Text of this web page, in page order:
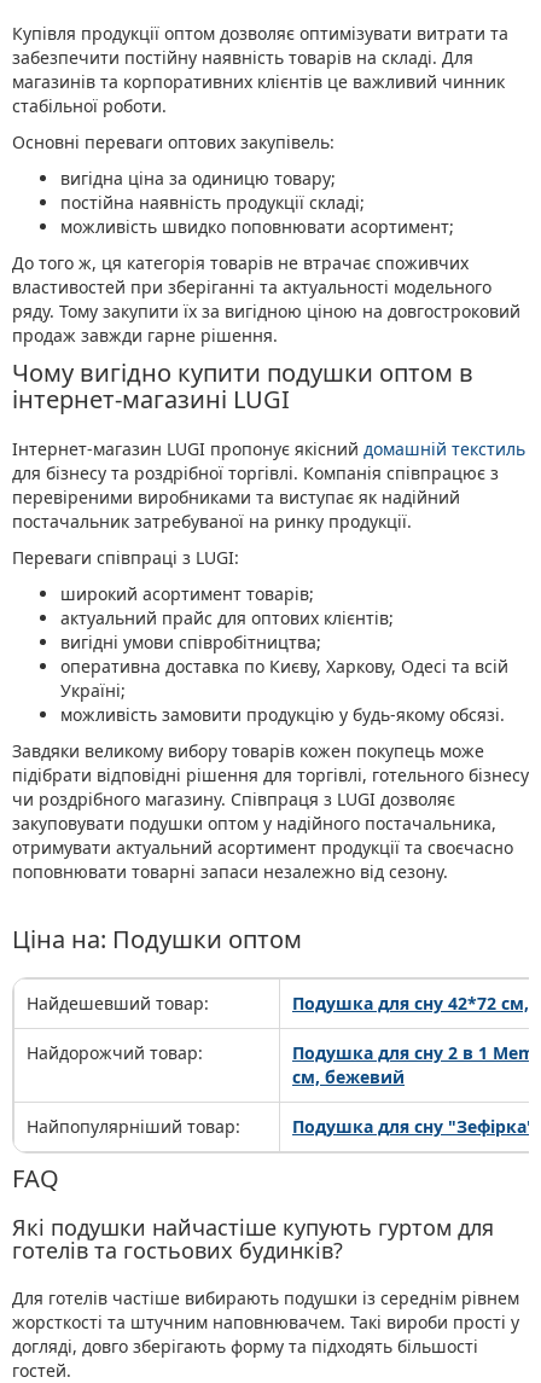
Купівля продукції оптом дозволяє оптимізувати витрати та
забезпечити постійну наявність товарів на складі. Для
магазинів та корпоративних клієнтів це важливий чинник
стабільної роботи.
Основні переваги оптових закупівель:
вигідна ціна за одиницю товару;
постійна наявність продукції складі;
можливість швидко поповнювати асортимент;
До того ж, ця категорія товарів не втрачає споживчих
властивостей при зберіганні та актуальності модельного
ряду. Тому закупити їх за вигідною ціною на довгостроковий
продаж завжди гарне рішення.
Чому вигідно купити подушки оптом в
інтернет-магазині LUGI
Інтернет-магазин LUGI пропонує якісний домашній текстиль
для бізнесу та роздрібної торгівлі. Компанія співпрацює з
перевіреними виробниками та виступає як надійний
постачальник затребуваної на ринку продукції.
Переваги співпраці з LUGI:
широкий асортимент товарів;
актуальний прайс для оптових клієнтів;
вигідні умови співробітництва;
оперативна доставка по Києву, Харкову, Одесі та всій
Україні;
можливість замовити продукцію у будь-якому обсязі.
Завдяки великому вибору товарів кожен покупець може
підібрати відповідні рішення для торгівлі, готельного бізнесу
чи роздрібного магазину. Співпраця з LUGI дозволяє
закуповувати подушки оптом у надійного постачальника,
отримувати актуальний асортимент продукції та своєчасно
поповнювати товарні запаси незалежно від сезону.
Ціна на: Подушки оптом
Найдешевший товар: Подушка для сну 42*72 см,
Найдорожчий товар:
Подушка для сну 2 в 1
см, бежевий
Найпопулярніший товар: Подушка для сну "Зефірка"
FAQ
Які подушки найчастіше купують гуртом для
готелів та гостьових будинків?
Для готелів частіше вибирають подушки із середнім рівнем
жорсткості та штучним наповнювачем. Такі вироби прості у
догляді, довго зберігають форму та підходять більшості
гостей.